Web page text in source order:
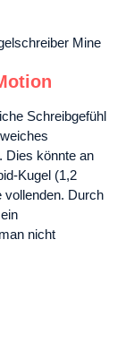
Schreibgefühl
Dies könnte an
Kugel (1,2
vollenden. Durch
nicht